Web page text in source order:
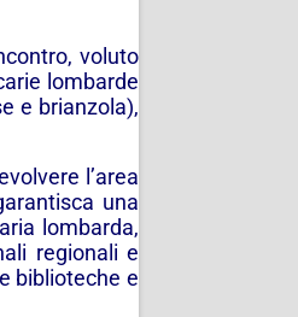
voluto
lombarde
e brianzola),
l’area
una
lombarda,
regionali e
biblioteche e